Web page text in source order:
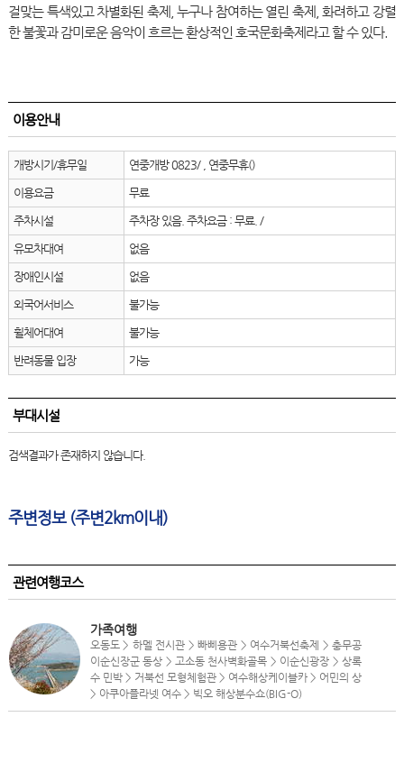
걸맞는 특색있고 차별화된 축제, 누구나 참여하는 열린 축제, 화려하고 강렬
한 불꽃과 감미로운 음악이 흐르는 환상적인 호국문화축제라고 할 수 있다.
이용안내
개방시기/휴무일 연중개방 0823/ , 연중무휴()
이용요금 무료
주차시설 주차장 있음. 주차요금 : 무료. /
유모차대여 없음
장애인시설 없음
외국어서비스 불가능
휠체어대여 불가능
반려동물 입장 가능
부대시설
검색결과가 존재하지 않습니다.
주변정보 (주변2km이내)
관련여행코스
가족여행
오동도 > 하멜 전시관 > 빠삐용관 > 여수거북선축제 > 충무공
이순신장군 동상 > 고소동 천사벽화골목 > 이순신광장 > 상록
수 민박 > 거북선 모형체험관 > 여수해상케이블카 > 어민의 상
> 아쿠아플라넷 여수 > 빅오 해상분수쇼(BIG-O)